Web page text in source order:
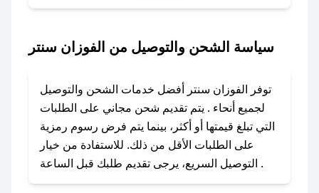
باستخدام تطبيق صحصح، يمكنك العثور بسهولة على
الكوبون، تواصل معنا عبر تويتر أو البريد الإلكتروني
لإضافته بسرعة.
### كيفية استخدام كود خصم الفوزان سنتر؟
1. انسخ كود الخصم من تطبيق صحصح.
2. الصقه في خانة الدفع عند التسوق من الفوزان
سياسة الشحن والتوصيل من الفوزان سنتر
توفر الفوزان سنتر أفضل خدمات الشحن والتوصيل
لجميع أنحاء . يتم تقديم شحن مجاني على الطلبات
التي تبلغ قيمتها أو أكثر، بينما يتم فرض رسوم رمزية
على الطلبات الأقل من ذلك. للاستفادة من خيار
التوصيل السريع، يرجى تقديم طلبك قبل الساعة .